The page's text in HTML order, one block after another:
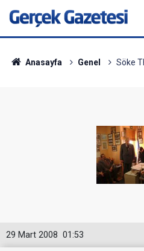
Anasayfa Genel Söke
01:53
29 Mart 2008